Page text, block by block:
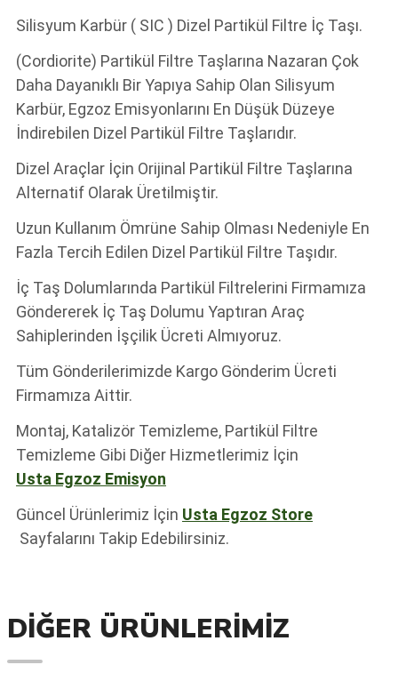
Silisyum Karbür ( SIC ) Dizel Partikül Filtre İç Taşı.
(Cordiorite) Partikül Filtre Taşlarına Nazaran Çok
Daha Dayanıklı Bir Yapıya Sahip Olan Silisyum
Karbür, Egzoz Emisyonlarını En Düşük Düzeye
İndirebilen Dizel Partikül Filtre Taşlarıdır.
Dizel Araçlar İçin Orijinal Partikül Filtre Taşlarına
Alternatif Olarak Üretilmiştir.
Uzun Kullanım Ömrüne Sahip Olması Nedeniyle En
Fazla Tercih Edilen Dizel Partikül Filtre Taşıdır.
İç Taş Dolumlarında Partikül Filtrelerini Firmamıza
Göndererek İç Taş Dolumu Yaptıran Araç
Sahiplerinden İşçilik Ücreti Almıyoruz.
Tüm Gönderilerimizde Kargo Gönderim Ücreti
Firmamıza Aittir.
Montaj, Katalizör Temizleme, Partikül Filtre
Temizleme Gibi Diğer Hizmetlerimiz İçin
Usta Egzoz Emisyon
Güncel Ürünlerimiz İçin Usta Egzoz Store
Sayfalarını Takip Edebilirsiniz.
DIĞER ÜRÜNLERIMIZ